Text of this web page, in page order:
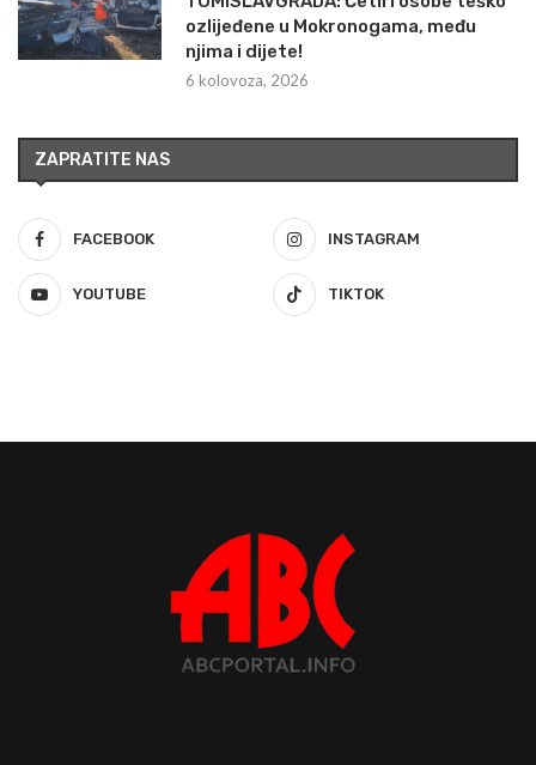
ozlijeđene u Mokronogama, među
njima i dijete!
6 kolovoza, 2026
ZAPRATITE NAS
FACEBOOK INSTAGRAM
YOUTUBE TIKTOK